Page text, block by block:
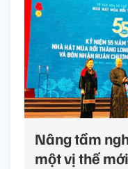
Nâng tầm
một vị thế mới